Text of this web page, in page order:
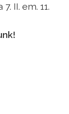
II. em. 11.